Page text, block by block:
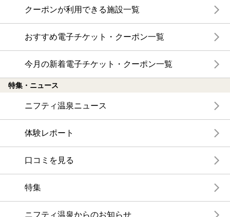
クーポンが利用できる施設一覧
おすすめ電子チケット・クーポン一覧
今月の新着電子チケット・クーポン一覧
特集・ニュース
ニフティ温泉ニュース
体験レポート
口コミを見る
特集
ニフティ温泉からのお知らせ